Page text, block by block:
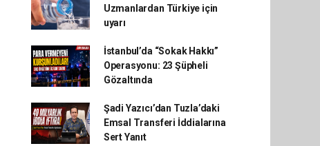
Uzmanlardan Türkiye için
uyarı
İstanbul’da “Sokak Hakkı”
Operasyonu: 23 Şüpheli
Gözaltında
Şadi Yazıcı’dan Tuzla’daki
Emsal Transferi İddialarına
Sert Yanıt